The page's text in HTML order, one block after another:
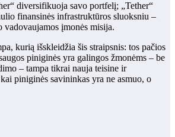
diversifikuoja savo portfelį; „Tether“
finansinės infrastruktūros sluoksniu –
įmonės misija.
kurią išskleidžia šis straipsnis: tos pačios
piniginės yra galingos žmonėms – be
– tampa tikrai nauja teisine ir
piniginės savininkas yra ne asmuo, o